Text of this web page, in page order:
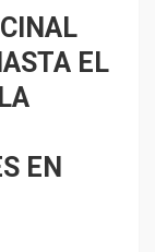
EL
EN